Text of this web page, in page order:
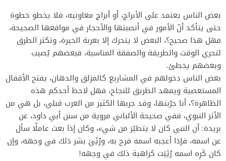
‎بعض الناس يعتمد على الأبراج، أو أبراج معاونيه، فلا يخطو خطوة
حتى يتأكد أنّ الأمور في أنصبتها والأحجار في مواقعها الصحيحة،
فهل هذا صحيح؟، البعض لا يتحرك إلا بعربة الخيرة، وتكثر الطرق
لتحري الوقت والطريقة والصفقة المناسبة، فبعضهم يُصيب
وبعضهم يخطئ.
‎بعض الناس دخولهم في المشاريع كالمزلق والدهان، يفتح الأقفال
المستعصية ويمهد الطريق للنجاح، فهل لاحظ أحدكم هذه
الظاهرة؟، أنا جرّبتها، وقد جربها الكثير من العرب قبلي، بل هي من
الأثر النبوي، ففي صحيحة الألباني مروية من سنن أبي داود، عن
بريدة: أن النبي كان لا يتطيّر من شيء، وكان إذا بعث عاملًا سأل
عن اسمه، فإذا أعجبه اسمه فرح به، ورُئِيَ بشر ذلك في وجهه، وإن
كان كَرِه اسمه رُئِيَت كراهية ذلك في وجهه!